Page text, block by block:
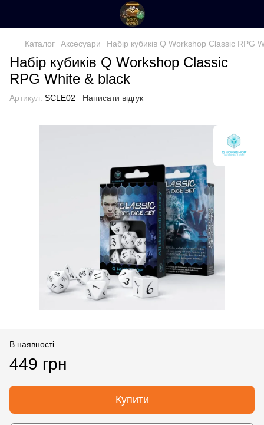
Каталог Аксесуари Набір кубиків Q Workshop Classic RPG
Набір кубиків Q Workshop Classic
RPG White & black
Артикул: SCLE02 Написати відгук
В наявності
449 грн
Купити